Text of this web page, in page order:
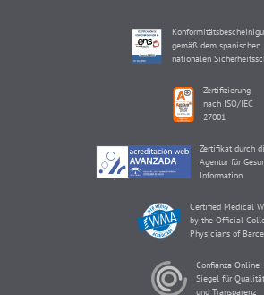
gemäß dem spanischen
nationalen
Zertifizierung
nach ISO/IEC
27001
Zertifikat durch
Agentur für
Information
Certified Medical
by the Official
Physicians of
Confianza Online-
Siegel für Qualität
und Transparenz